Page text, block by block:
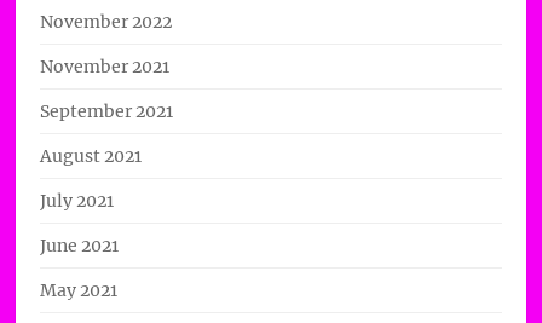
November 2022
November 2021
September 2021
August 2021
July 2021
June 2021
May 2021